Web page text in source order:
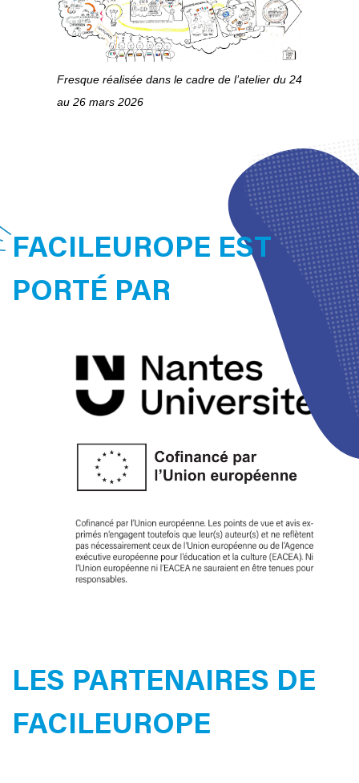
Fresque réalisée dans le cadre de l’atelier du 24
au 26 mars 2026
FACILEUROPE EST
PORTÉ PAR
LES PARTENAIRES DE
FACILEUROPE